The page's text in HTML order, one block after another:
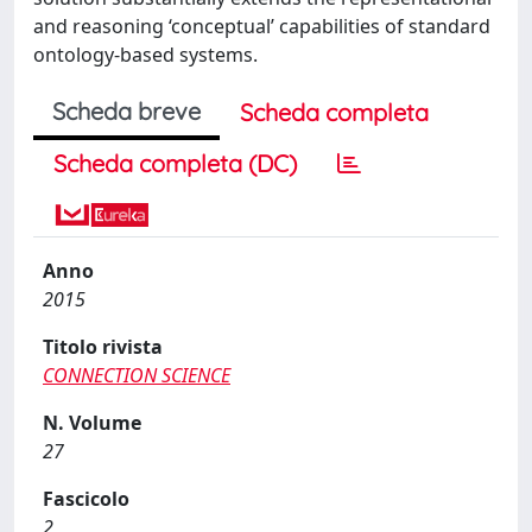
and reasoning ‘conceptual’ capabilities of standard
ontology-based systems.
Scheda breve
Scheda completa
Scheda completa (DC)
Anno
2015
Titolo rivista
CONNECTION SCIENCE
N. Volume
27
Fascicolo